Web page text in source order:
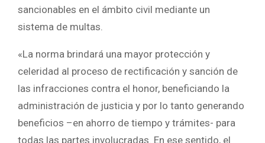
sancionables en el ámbito civil mediante un
sistema de multas.
«La norma brindará una mayor protección y
celeridad al proceso de rectificación y sanción de
las infracciones contra el honor, beneficiando la
administración de justicia y por lo tanto generando
beneficios –en ahorro de tiempo y trámites- para
todas las partes involucradas. En ese sentido, el